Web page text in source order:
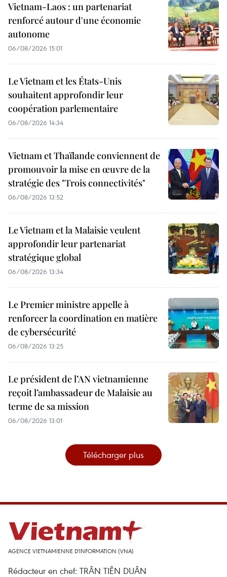
Vietnam-Laos : un partenariat
renforcé autour d'une économie
autonome
06/08/2026 15:01
Le Vietnam et les États-Unis
souhaitent approfondir leur
coopération parlementaire
06/08/2026 14:34
Vietnam et Thaïlande conviennent de
promouvoir la mise en œuvre de la
stratégie des "Trois connectivités"
06/08/2026 13:52
Le Vietnam et la Malaisie veulent
approfondir leur partenariat
stratégique global
06/08/2026 13:34
Le Premier ministre appelle à
renforcer la coordination en matière
de cybersécurité
06/08/2026 13:25
Le président de l’AN vietnamienne
reçoit l’ambassadeur de Malaisie au
terme de sa mission
06/08/2026 13:01
Télécharger plus
AGENCE VIETNAMIENNE D'INFORMATION (VNA)
Rédacteur en chef: TRÂN TIÊN DUÂN